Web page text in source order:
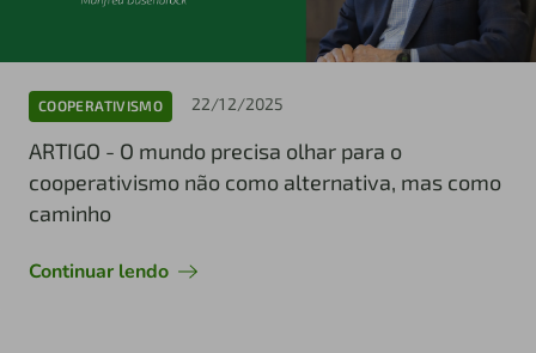
COOPERATIVISMO 22/12/2025
ARTIGO - O mundo precisa olhar para o
cooperativismo não como alternativa, mas como
caminho
Continuar lendo